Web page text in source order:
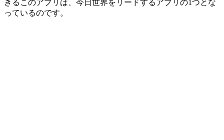
きるこのアプリは、今日世界をリードするアプリの1つとな
っているのです。